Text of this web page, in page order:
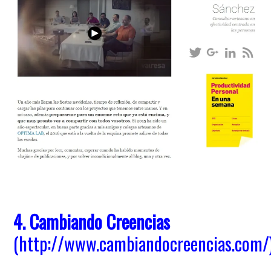
4. Cambiando Creencias
(http://www.cambiandocreencias.com/